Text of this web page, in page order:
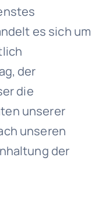
es sich um
der
die
unserer
unseren
der